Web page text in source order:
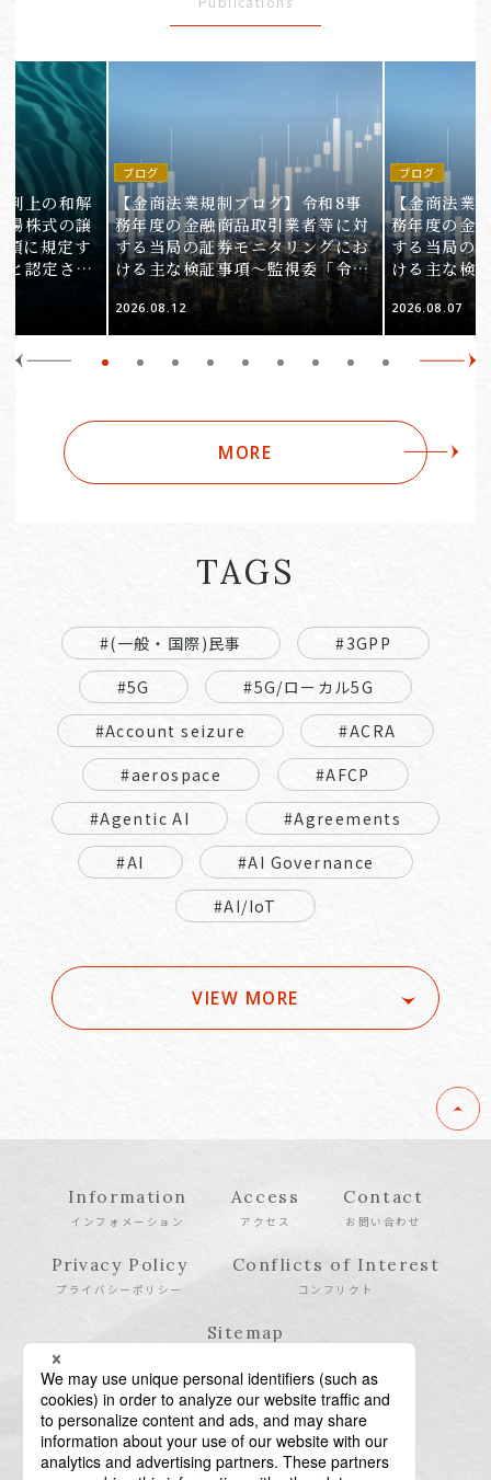
判上の和解
場株式の譲
に規定す
と認定され
ブログ
【金商法業規制ブログ】令和8事
務年度の金融商品取引業者等に対
する当局の証券モニタリングにお
ける主な検証事項～監視委「令和
8事務年度 証券モニタリング基本
方針」の解説～（第2回）
2026.08.12
ブログ
【金商法業
務年度の金
する当局の
ける主な検
8事務年度
方針」の解
2026.08.07
MORE
TAGS
#(一般・国際)民事
#3GPP
#5G
#5G/ローカル5G
#Account seizure
#ACRA
#aerospace
#AFCP
#Agentic AI
#Agreements
#AI
#AI Governance
#AI/IoT
VIEW MORE
Information
インフォメーション
Access
アクセス
Contact
お問い合わせ
Privacy Policy
プライバシーポリシー
Conflicts of Interest
コンフリクト
Sitemap